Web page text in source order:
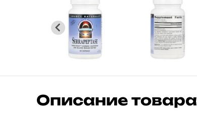
Описание товара